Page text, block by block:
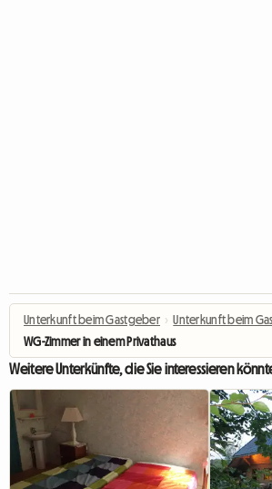
Unterkunft beim Gastgeber › Unterkunft beim
WG-Zimmer in einem Privathaus
Weitere Unterkünfte, die Sie interessieren